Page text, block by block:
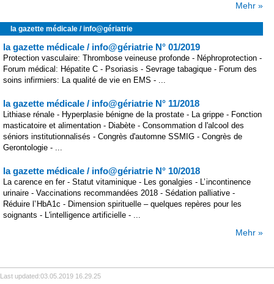
Mehr »
la gazette médicale / info@gériatrie
la gazette médicale / info@gériatrie N° 01/2019
Protection vasculaire: Thrombose veineuse profonde - Néphroprotection -
Forum médical: Hépatite C - Psoriasis - Sevrage tabagique - Forum des
soins infirmiers: La qualité de vie en EMS - ...
la gazette médicale / info@gériatrie N° 11/2018
Lithiase rénale - Hyperplasie bénigne de la prostate - La grippe - Fonction
masticatoire et alimentation - Diabète - Consommation d l'alcool des
séniors institutionnalisés - Congrès d'automne SSMIG - Congrès de
Gerontologie - ...
la gazette médicale / info@gériatrie N° 10/2018
La carence en fer - Statut vitaminique - Les gonalgies - L’ incontinence
urinaire - Vaccinations recommandées 2018 - Sédation palliative -
Réduire l’ HbA1c - Dimension spirituelle – quelques repères pour les
soignants - L'intelligence artificielle - ...
Mehr »
Last updated:03.05.2019 16.29.25